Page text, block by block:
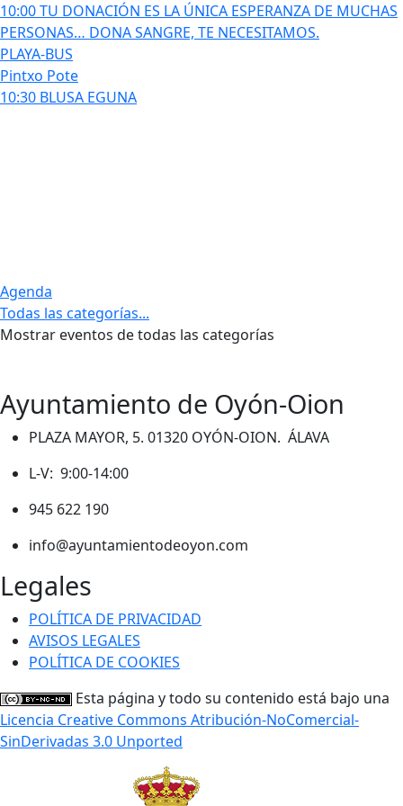
10:00 TU DONACIÓN ES LA ÚNICA ESPERANZA DE MUCHAS
PERSONAS… DONA SANGRE, TE NECESITAMOS.
PLAYA-BUS
Pintxo Pote
10:30 BLUSA EGUNA
Agenda
Todas las categorías...
Mostrar eventos de todas las categorías
Ayuntamiento de Oyón-Oion
PLAZA MAYOR, 5. 01320 OYÓN-OION. ÁLAVA
L-V: 9:00-14:00
945 622 190
info@ayuntamientodeoyon.com
Legales
POLÍTICA DE PRIVACIDAD
AVISOS LEGALES
POLÍTICA DE COOKIES
Esta página y todo su contenido está bajo una
Licencia Creative Commons Atribución-NoComercial-
SinDerivadas 3.0 Unported